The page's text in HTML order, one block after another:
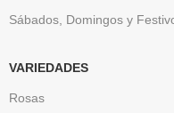
Sábados, Domingos y
VARIEDADES
Rosas